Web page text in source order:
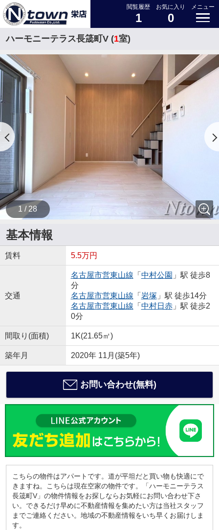
閲覧履歴
1
お気に入り
0
メニュー
ハーモニーテラス長筬町V (1室)
1 / 28
基本情報
賃料 5.5万円
交通
名古屋市営東山線 「 中村公園 」駅 徒歩8
分
名古屋市営東山線 「 岩塚 」駅 徒歩14分
名古屋市営東山線 「 中村日赤」駅 徒歩2
0分
間取り(面積) 1K(21.65㎡)
築年月 2020年 11月(築5年)
お問い合わせ(無料)
こちらの物件はアパートです。道が平坦だと買い物も快適にで
きますね。こちらは現在空家の物件です。「ハーモニーテラス
長筬町V」の物件情報をお探しならお気軽にお問い合わせ下さ
い。できるだけ早めに不動産情報を集めたい方は当社スタッフ
までご連絡ください。地域の不動産情報をいち早くお届けしま
す。